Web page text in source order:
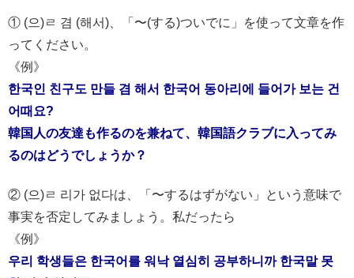
① (으)ㄹ 겸 (해서)、「〜(する)ついでに」を使って文章を作
ってください。
《例》
한국인 친구도 만들 겸 해서 한국어 동아리에 들어가 보는 건
어때요?
韓国人の友達も作るのを兼ねて、韓国語クラブに入ってみ
るのはどうでしょうか？
② (으)ㄹ 리가 없다は、「〜するはずがない」という意味で
事実を否定してみましょう。私だったら
《例》
우리 학생들은 한국어를 워낙 열심히 공부하니까 한국말 못